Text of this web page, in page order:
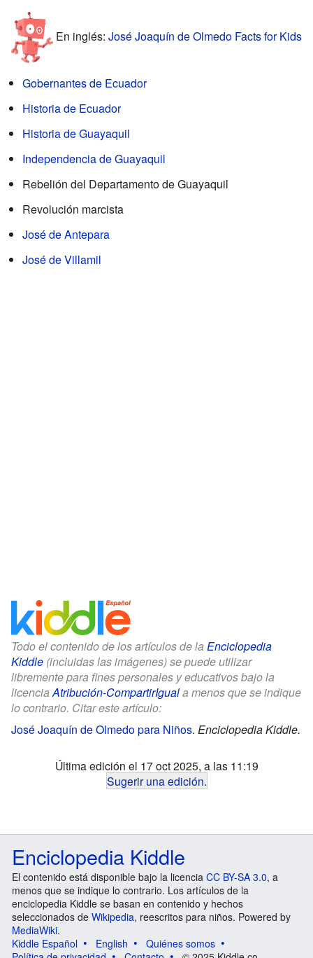
En inglés: José Joaquín de Olmedo Facts for Kids
Gobernantes de Ecuador
Historia de Ecuador
Historia de Guayaquil
Independencia de Guayaquil
Rebelión del Departamento de Guayaquil
Revolución marcista
José de Antepara
José de Villamil
Todo el contenido de los artículos de la Enciclopedia
Kiddle (incluidas las imágenes) se puede utilizar
libremente para fines personales y educativos bajo la
licencia Atribución-CompartirIguala menos que se indique
lo contrario. Citar este artículo:
José Joaquín de Olmedo para Niños. Enciclopedia Kiddle.
Última edición el 17 oct 2025, a las 11:19
Sugerir una edición.
Enciclopedia Kiddle
El contenido está disponible bajo la licencia CC BY-SA 3.0, a
menos que se indique lo contrario. Los artículos de la
enciclopedia Kiddle se basan en contenido y hechos
seleccionados de Wikipedia, reescritos para niños. Powered by
MediaWiki.
Kiddle Español
English
Quiénes somos